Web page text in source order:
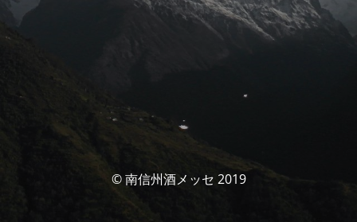
© 南信州酒メッセ 2019